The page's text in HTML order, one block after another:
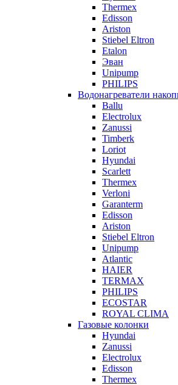
Thermex
Edisson
Ariston
Stiebel Eltron
Etalon
Эван
Unipump
PHILIPS
Водонагреватели
Ballu
Electrolux
Zanussi
Timberk
Loriot
Hyundai
Scarlett
Thermex
Verloni
Garanterm
Edisson
Ariston
Stiebel Eltron
Unipump
Atlantic
HAIER
TERMAX
PHILIPS
ECOSTAR
ROYAL CLIMA
Газовые колонки
Hyundai
Zanussi
Electrolux
Edisson
Thermex